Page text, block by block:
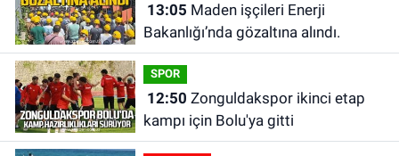
13:05
Bakanlığı’nda gözaltına alındı.
SPOR
12:50
kampı için Bolu'ya gitti